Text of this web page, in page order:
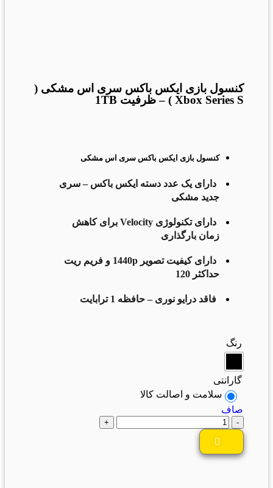
کنسول بازی ایکس باکس سری اس مشکی (
Xbox Series S ) – ظرفیت 1TB
کنسول بازی ایکس باکس سری اس مشکی
دارای یک عدد دسته ایکس باکس – سری
جدید مشکی
دارای تکنولوژی Velocity برای کاهش
زمان بارگذاری
دارای کیفیت تصویر 1440p و فریم ریت
حداکثر 120
فاقد درایو نوری – حافظه 1 ترابایت
رنگ
گارانتی
سلامت و اصالت کالا
صاف